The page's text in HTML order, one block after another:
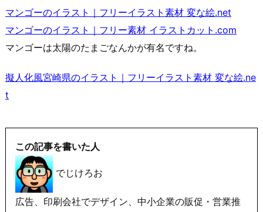
マンゴーのイラスト｜フリーイラスト素材 変な絵.net
マンゴーのイラスト｜フリー素材 イラストカット.com
マンゴーは太陽のたまごなんかが有名ですね。
擬人化風宮崎県のイラスト｜フリーイラスト素材 変な絵.ne
t
この記事を書いた人
でじけろお
広告、印刷会社でデザイン、中小企業の販促・営業推